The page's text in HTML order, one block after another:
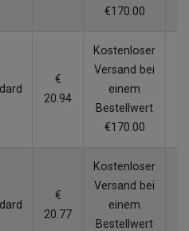
€170.00
€
20.94
Kostenloser
Versand bei
einem
Bestellwert
€170.00
€
20.77
Kostenloser
Versand bei
einem
Bestellwert